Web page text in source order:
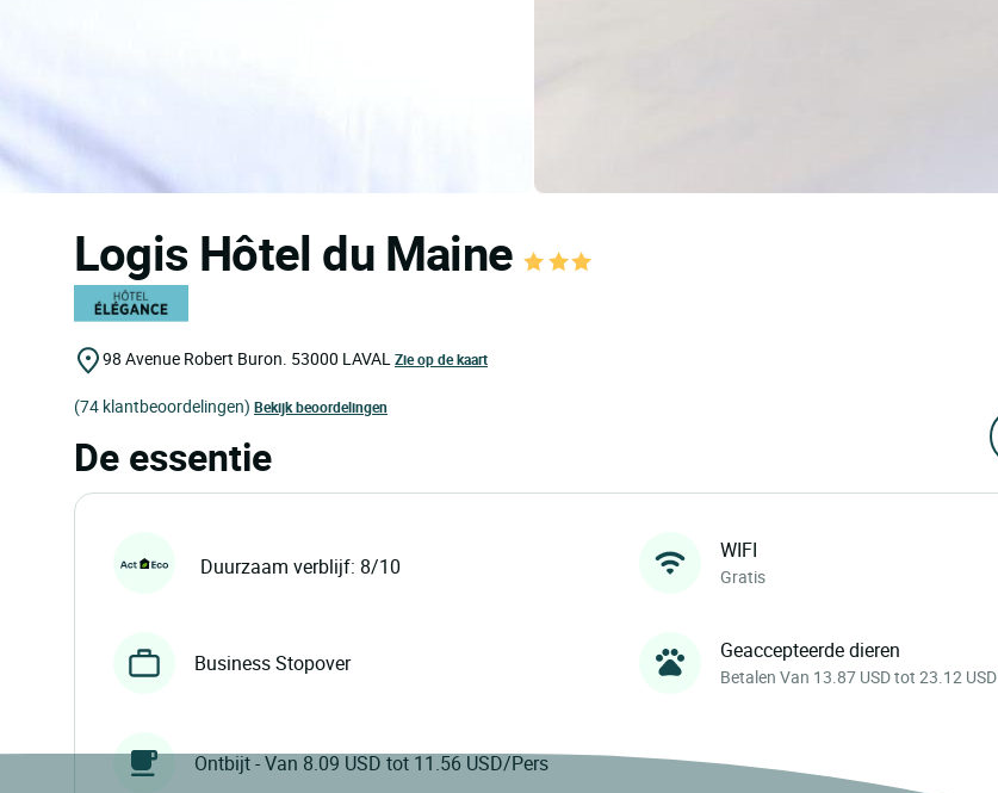
Logis Hôtel du Maine
98 Avenue Robert Buron. 53000 LAVAL Zie op de kaart
(74 klantbeoordelingen) Bekijk beoordelingen
De essentie
Duurzaam verblijf: 8/10
WIFI
Gratis
Business Stopover Geaccepteerde dieren
Betalen Van 13.87 USD tot 23.12 USD
Ontbijt - Van 8.09 USD tot 11.56 USD/Pers